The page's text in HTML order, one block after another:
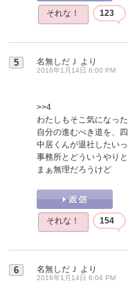
それな！ 123
5 名無しだＪ より
2016年1月14日 6:00 PM
>>4
わたしもそこ気になった
自分の進むべき道を、
中居くんが退社したい
事務所とどういうやり
まぁ無理だろうけど
それな！ 154
6 名無しだＪ より
2016年1月14日 6:04 PM